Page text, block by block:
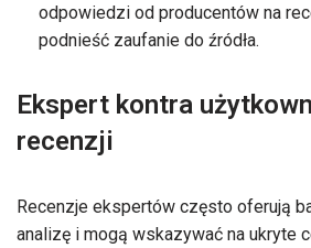
odpowiedzi od producentów na
podnieść zaufanie do źródła.
Ekspert kontra
recenzji
Recenzje ekspertów często oferują
analizę i mogą wskazywać na ukryte